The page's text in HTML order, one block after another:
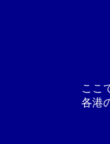
ここ
各港